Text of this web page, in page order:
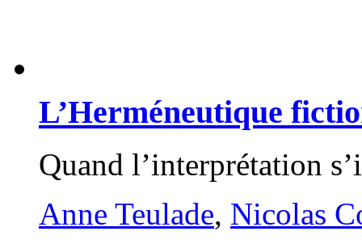
L’Herméneutique
Quand l’interprétation
Anne Teulade, Nicolas